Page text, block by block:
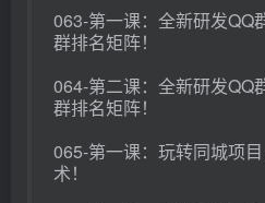
063-第一课：全新研发QQ
群排名矩阵！
064-第二课：全新研发QQ
群排名矩阵！
065-第一课：玩转同城项
术！